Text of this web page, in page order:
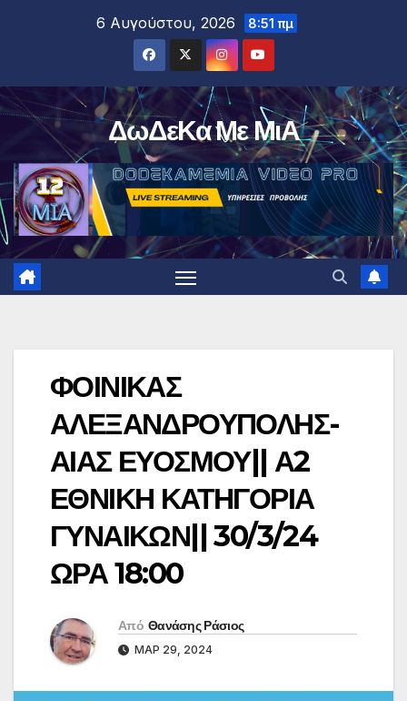
6 Αυγούστου, 2026 8:51 πμ
ΔωΔεΚα Με ΜιΑ
ΦΟΙΝΙΚΑΣ
ΑΛΕΞΑΝΔΡΟΥΠΟΛΗΣ-
ΑΙΑΣ ΕΥΟΣΜΟΥ|| Α2
ΕΘΝΙΚΗ ΚΑΤΗΓΟΡΙΑ
ΓΥΝΑΙΚΩΝ|| 30/3/24
ΩΡΑ 18:00
Από Θανάσης Ράσιος
ΜΑΡ 29, 2024